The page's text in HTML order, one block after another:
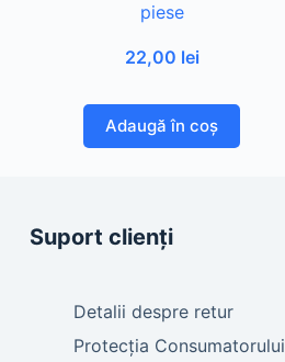
piese
22,00 lei
Adaugă în coș
Suport clienți
Detalii despre retur
Protecția Consumatorului